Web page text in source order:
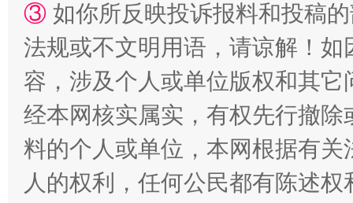
“蜀中异人”王建安的艺术幻境
③ 如你所反映投诉报料和投稿
法规或不文明用语，请谅解！
容，涉及个人或单位版权和其它
经本网核实属实，有权先行撤
料的个人或单位，本网根据有
人的权利，任何公民都有陈述